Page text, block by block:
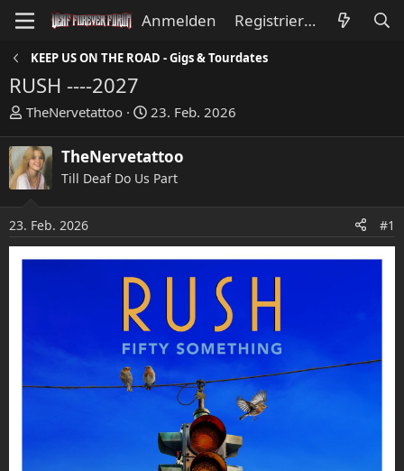
Anmelden Registrieren
KEEP US ON THE ROAD - Gigs & Tourdates
RUSH ----2027
E
s
t
e
l
e
r
TheNervetattoo
E
s
t
e
l
t
a
23. Feb. 2026
TheNervetattoo
Till Deaf Do Us Part
23. Feb. 2026 #1